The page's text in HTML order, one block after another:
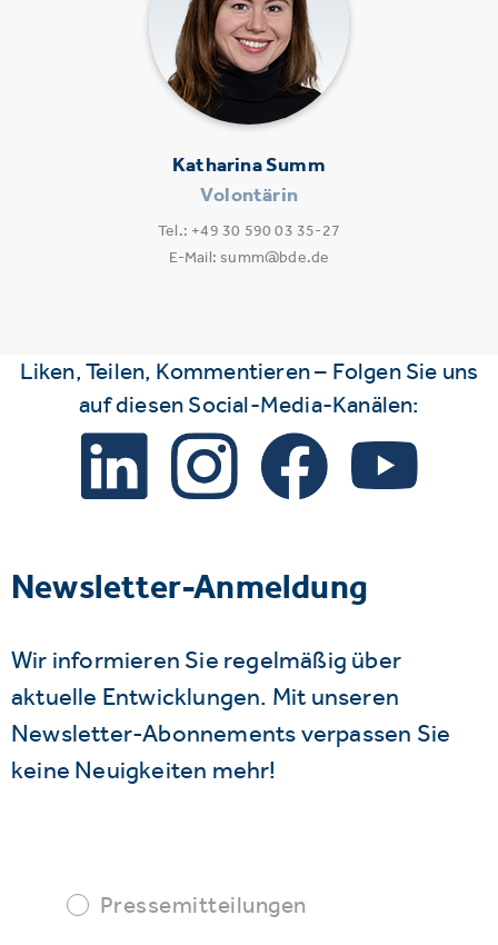
Katharina Summ
Volontärin
Tel.: +49 30 590 03 35-27
E-Mail: summ@bde.de
Liken, Teilen, Kommentieren – Folgen Sie uns
auf diesen Social-Media-Kanälen:
Newsletter-Anmeldung
Wir informieren Sie regelmäßig über
aktuelle Entwicklungen. Mit unseren
Newsletter-Abonnements verpassen Sie
keine Neuigkeiten mehr!
Pressemitteilungen